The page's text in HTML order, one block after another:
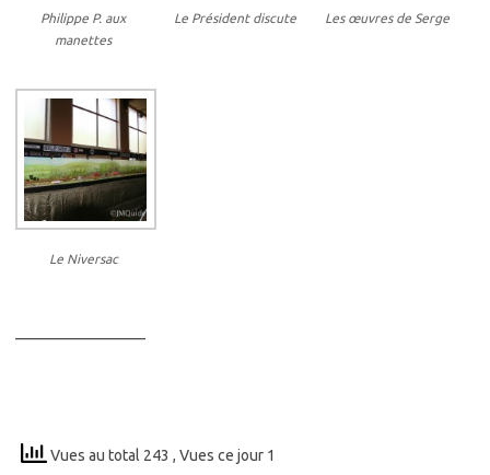
Philippe P. aux
manettes
Le Président discute Les œuvres de Serge
Le Niversac
Vues au total 243 , Vues ce jour 1